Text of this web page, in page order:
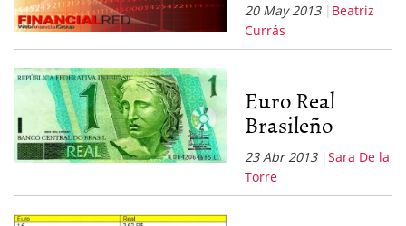
20 May 2013
Beatriz
Currás
Euro Real
Brasileño
23 Abr 2013
Sara De la
Torre